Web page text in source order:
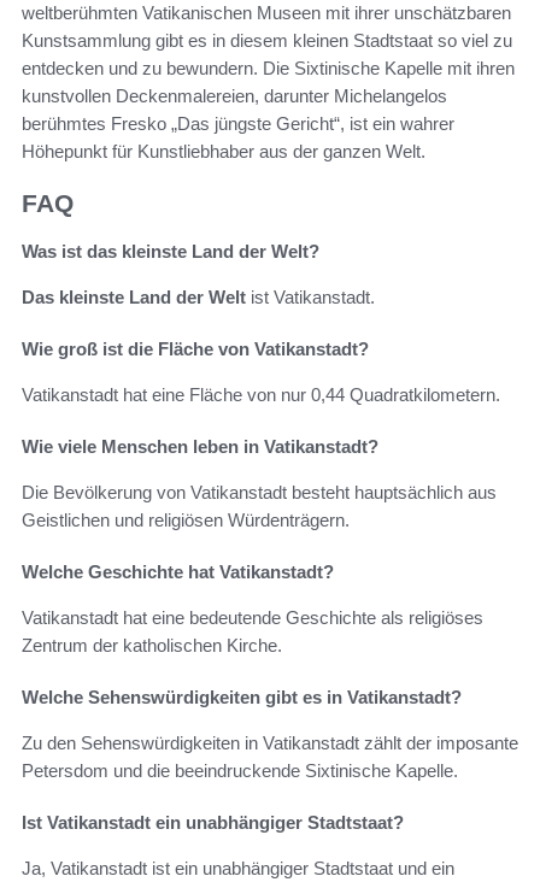
weltberühmten Vatikanischen Museen mit ihrer unschätzbaren
Kunstsammlung gibt es in diesem kleinen Stadtstaat so viel zu
entdecken und zu bewundern. Die Sixtinische Kapelle mit ihren
kunstvollen Deckenmalereien, darunter Michelangelos
berühmtes Fresko „Das jüngste Gericht“, ist ein wahrer
Höhepunkt für Kunstliebhaber aus der ganzen Welt.
FAQ
Was ist das kleinste Land der Welt?
Das kleinste Land der Welt ist Vatikanstadt.
Wie groß ist die Fläche von Vatikanstadt?
Vatikanstadt hat eine Fläche von nur 0,44 Quadratkilometern.
Wie viele Menschen leben in Vatikanstadt?
Die Bevölkerung von Vatikanstadt besteht hauptsächlich aus
Geistlichen und religiösen Würdenträgern.
Welche Geschichte hat Vatikanstadt?
Vatikanstadt hat eine bedeutende Geschichte als religiöses
Zentrum der katholischen Kirche.
Welche Sehenswürdigkeiten gibt es in Vatikanstadt?
Zu den Sehenswürdigkeiten in Vatikanstadt zählt der imposante
Petersdom und die beeindruckende Sixtinische Kapelle.
Ist Vatikanstadt ein unabhängiger Stadtstaat?
Ja, Vatikanstadt ist ein unabhängiger Stadtstaat und ein